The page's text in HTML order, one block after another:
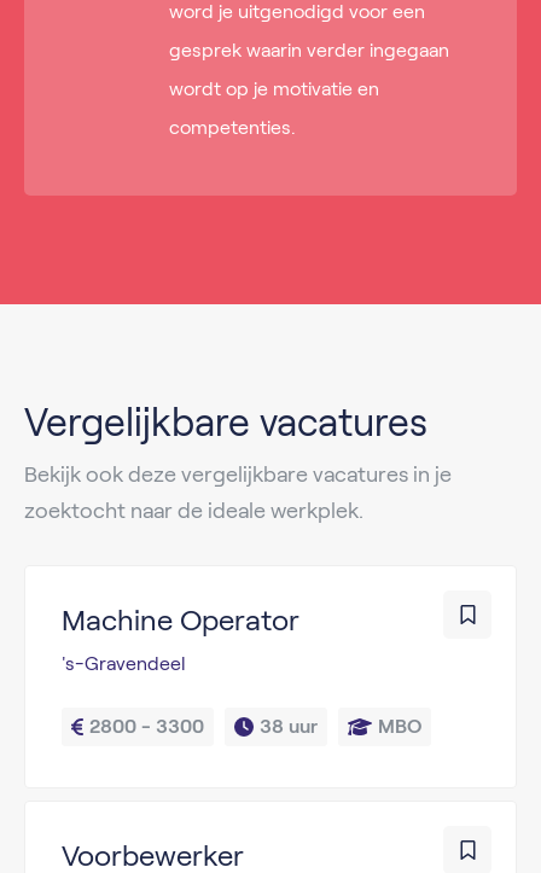
word je uitgenodigd voor een
gesprek waarin verder ingegaan
wordt op je motivatie en
competenties.
Vergelijkbare vacatures
Bekijk ook deze vergelijkbare vacatures in je
zoektocht naar de ideale werkplek.
Machine Operator
's-Gravendeel
2800 - 3300 38 uur MBO
Voorbewerker